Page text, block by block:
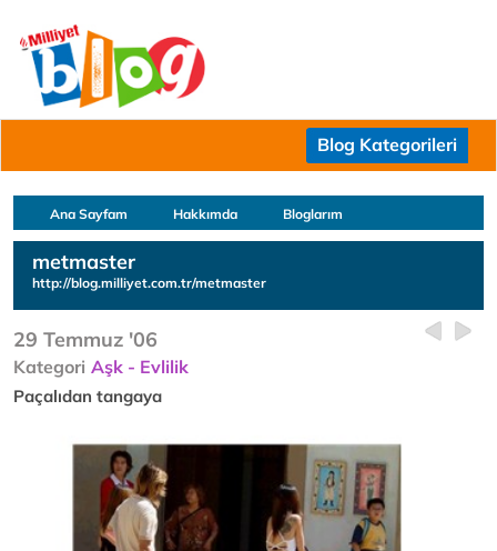
Blog Kategorileri
Ana Sayfam Hakkımda Bloglarım
metmaster
http://blog.milliyet.com.tr/metmaster
29 Temmuz '06
Kategori Aşk - Evlilik
Paçalıdan tangaya